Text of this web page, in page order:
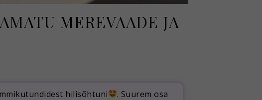
MEREVAADE JA
hilisõhtuni
. Suurem osa